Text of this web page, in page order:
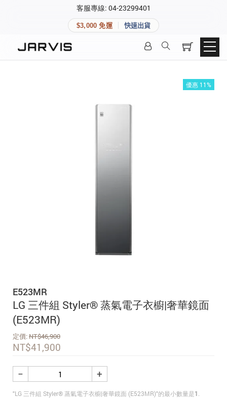
客服專線: 04-23299401
$3,000 免運 快速出貨
優惠 11%
E523MR
LG 三件組 Styler® 蒸氣電子衣櫥|奢華鏡面
(E523MR)
定價:NT$46,900
NT$41,900
+
−
"LG 三件組 Styler® 蒸氣電子衣櫥|奢華鏡面 (E523MR)"的最小數量是1
快速連結
登入後可查看訂單、會員資料與收藏清單。
登入會員
加入 JARVIS VIP